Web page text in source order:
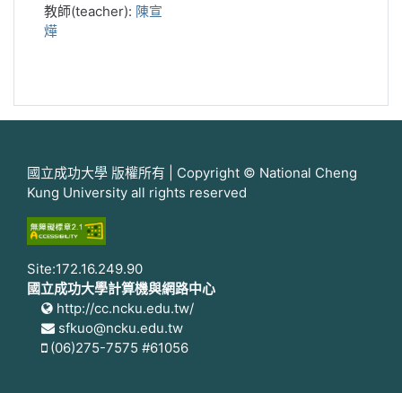
教師(teacher): 陳宣
燁
國立成功大學 版權所有 | Copyright © National Cheng
Kung University all rights reserved
Site:172.16.249.90
國立成功大學計算機與網路中心
http://cc.ncku.edu.tw/
sfkuo@ncku.edu.tw
(06)275-7575 #61056